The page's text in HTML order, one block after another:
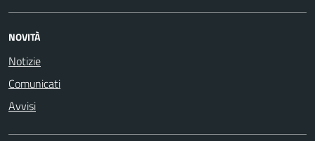
NOVITÀ
Notizie
Comunicati
Avvisi